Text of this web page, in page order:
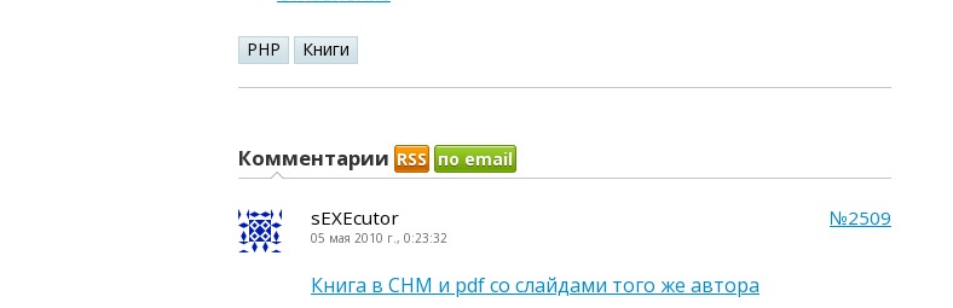
PHP Книги
Комментарии RSS по email
№2509
sEXEcutor
05 мая 2010 г., 0:23:32
Книга в CHM и pdf со слайдами того же автора